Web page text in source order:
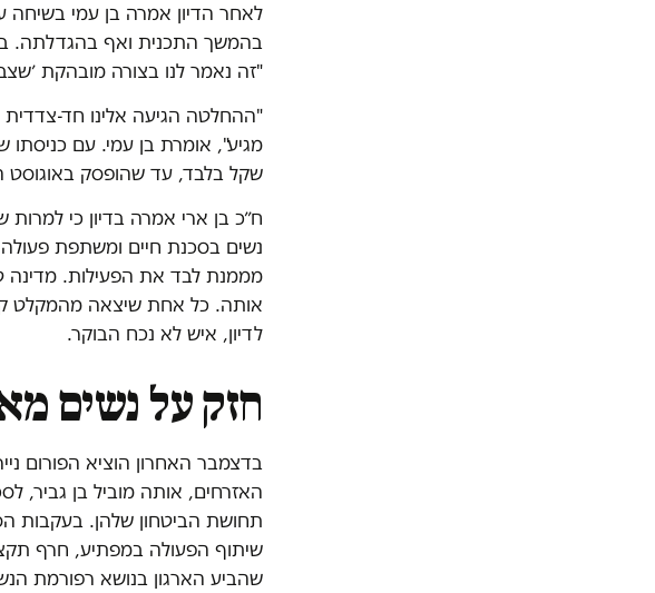
לאחר הדיון אמרה בן עמי
בהמשך התכנית ואף בהגדלתה.
"זה נאמר לנו בצורה מובהקת
"ההחלטה הגיעה אלינו חד-
מגיע", אומרת בן עמי. עם כניסתו
שקל בלבד, עד שהופסק באוגוסט
ח״כ בן ארי אמרה בדיון כי
נשים בסכנת חיים ומשתפת
מממנת לבד את הפעילות. מדינה
אותה. כל אחת שיצאה מהמקלט
לדיון, איש לא נכח הבוקר.
חזק על נשים
בדצמבר האחרון הוציא הפורום
האזרחים, אותה מוביל בן גביר,
תחושת הביטחון שלהן. בעקבות
שיתוף הפעולה במפתיע, חרף
שהביע הארגון בנושא רפורמת